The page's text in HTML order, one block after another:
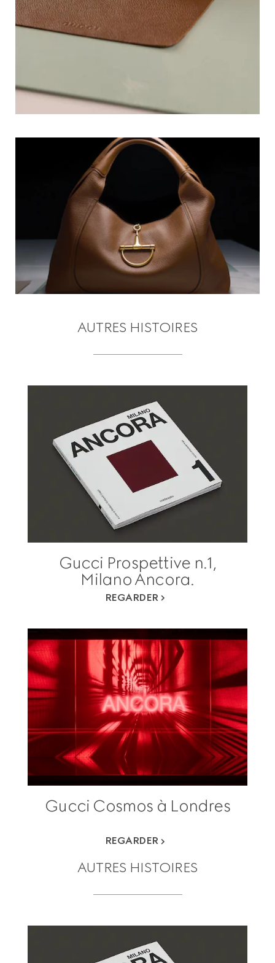
AUTRES HISTOIRES
Gucci Prospettive n.1,
Milano Ancora.
REGARDER
Gucci Cosmos à Londres
REGARDER
AUTRES HISTOIRES